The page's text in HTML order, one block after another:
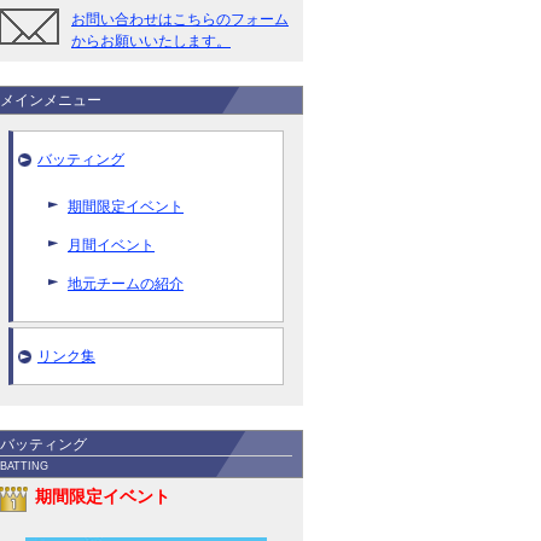
お問い合わせはこちらのフォーム
からお願いいたします。
メインメニュー
バッティング
期間限定イベント
月間イベント
地元チームの紹介
リンク集
バッティング
BATTING
期間限定イベント